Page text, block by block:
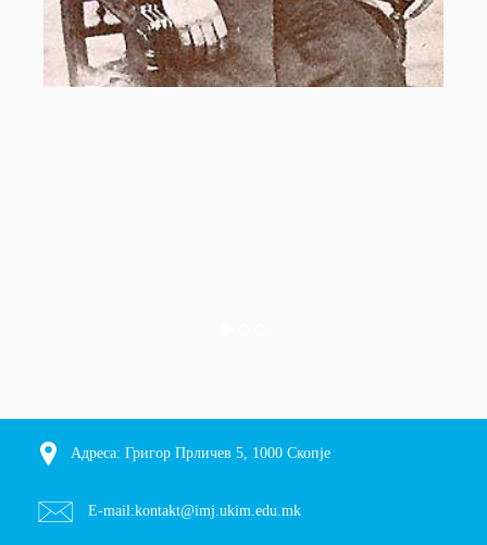
Адреса: Григор Прличев 5, 1000 Скопје
E-mail:kontakt@imj.ukim.edu.mk